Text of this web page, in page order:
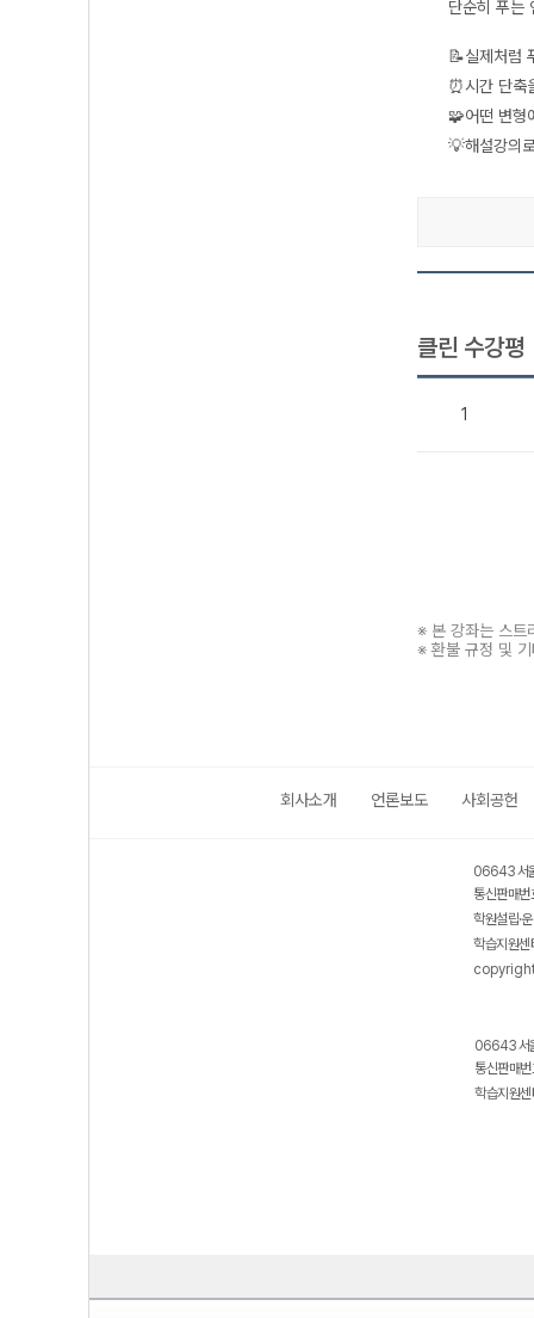
단순히 푸는
📝실제처럼
⏰시간 단축
🧩어떤 변형
💡해설강의
클린 수강평
1
※ 본 강좌는 스트
※ 환불 규정 및
회사소개 언론보도 사회공헌
06643 서
통신판매
학원설립·
학습지원
06643 서
통신판매
학습지원